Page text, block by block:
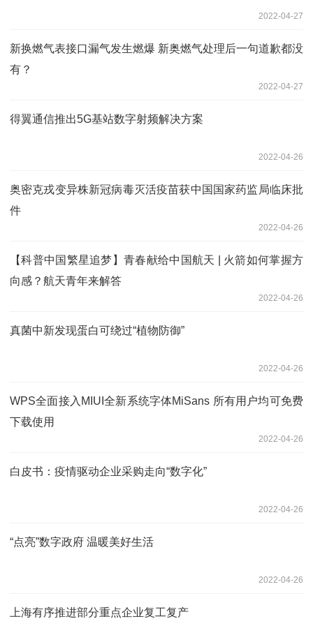
2022-04-27
新换燃气表接口漏气发生燃爆 新奥燃气处理后一句道歉都没
有？
2022-04-27
得翼通信推出5G基站数字射频解决方案
2022-04-26
奥密克戎变异株新冠病毒灭活疫苗获中国国家药监局临床批
件
2022-04-26
【科普中国繁星追梦】青春献给中国航天 | 火箭如何掌握方
向感？航天青年来解答
2022-04-26
真菌中新发现蛋白可绕过“植物防御”
2022-04-26
WPS全面接入MIUI全新系统字体MiSans 所有用户均可免费
下载使用
2022-04-26
白皮书：疫情驱动企业采购走向“数字化”
2022-04-26
“点亮”数字政府 温暖美好生活
2022-04-26
上海有序推进部分重点企业复工复产